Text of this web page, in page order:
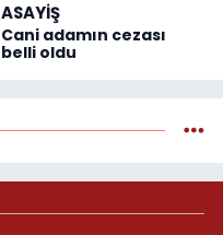
ASAYİŞ
Cani adamın cezası
belli oldu